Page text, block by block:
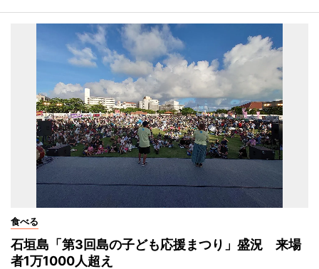
食べる
石垣島「第3回島の子ども応援まつり」盛況 来場
者1万1000人超え